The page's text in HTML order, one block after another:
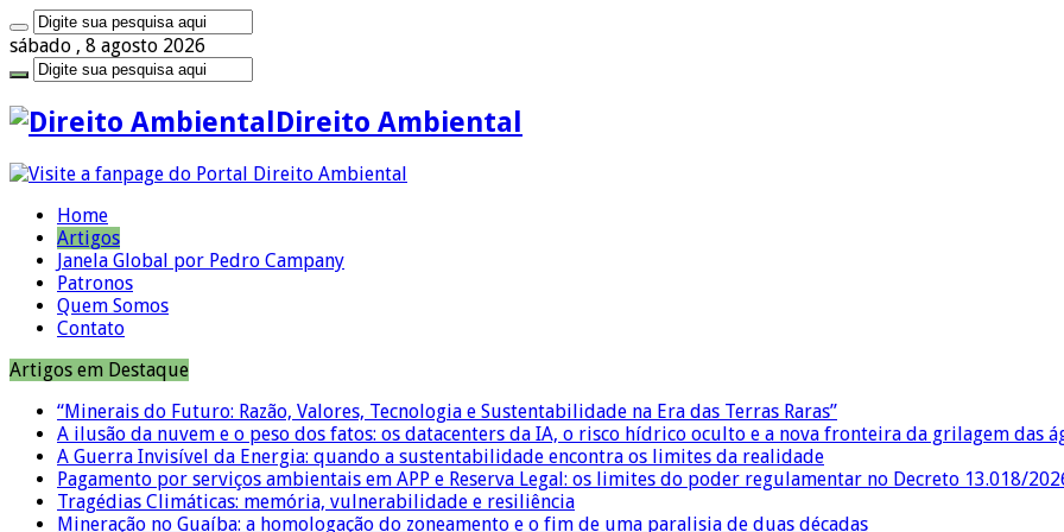
sábado , 8 agosto 2026
Direito Ambiental
Home
Artigos
Janela Global por Pedro Campany
Patronos
Quem Somos
Contato
Artigos em Destaque
“Minerais do Futuro: Razão, Valores, Tecnologia e Sustentabilidade na Era das Terras Raras”
A ilusão da nuvem e o peso dos fatos: os datacenters da IA, o risco hídrico oculto e a nova fronteira da grilagem das
A Guerra Invisível da Energia: quando a sustentabilidade encontra os limites da realidade
Pagamento por serviços ambientais em APP e Reserva Legal: os limites do poder regulamentar no Decreto 13.018/
Tragédias Climáticas: memória, vulnerabilidade e resiliência
Mineração no Guaíba: a homologação do zoneamento e o fim de uma paralisia de duas décadas